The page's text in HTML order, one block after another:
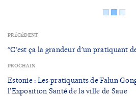
PRÉCÉDENT
"C'est ça la grandeur d'un pratiquant
PROCHAIN
Estonie : Les pratiquants de Falun
l’Exposition Santé de la ville de Saue